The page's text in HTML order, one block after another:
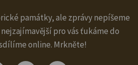
památky, ale zprávy nepíšeme
pro vás ťukáme do
online. Mrkněte!